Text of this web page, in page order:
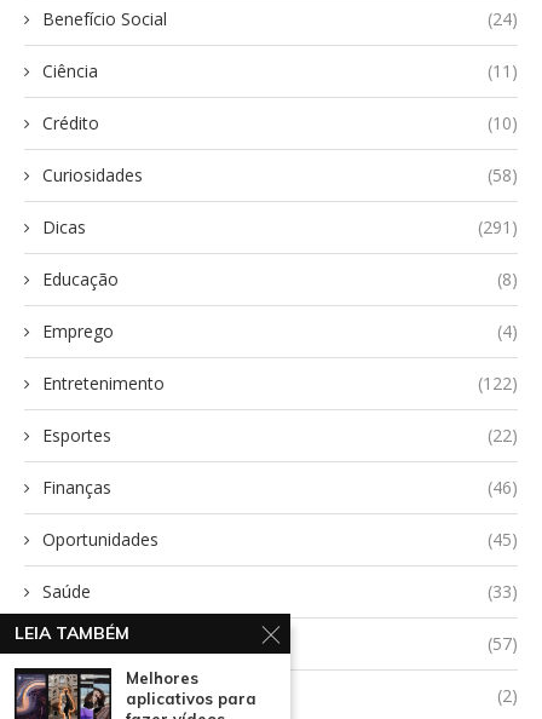
Benefício Social (24)
Ciência (11)
Crédito (10)
Curiosidades (58)
Dicas (291)
Educação (8)
Emprego (4)
Entretenimento (122)
Esportes (22)
Finanças (46)
Oportunidades (45)
Saúde (33)
Tecnologia (57)
Uncategorized (2)
LEIA TAMBÉM
Melhores
aplicativos para